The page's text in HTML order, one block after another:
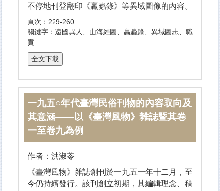
不停地刊登翻印《羸蟲錄》等異域圖像的內容。
頁次：229-260
關鍵字：遠國異人、山海經圖、臝蟲錄、異域圖志、職
貢
一九五○年代臺灣民俗刊物的內容取向及
其意涵——以《臺灣風物》雜誌暨其卷
一至卷九為例
作者：洪淑苓
《臺灣風物》雜誌創刊於一九五一年十二月，至
今仍持續發行。該刊創立初期，其編輯理念、稿